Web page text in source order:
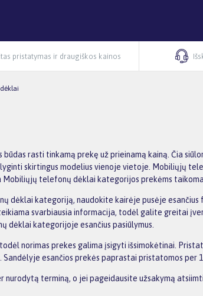
pristatymas ir draugiškos kainos
rasti tinkamą prekę už prieinamą kainą. Čia
skirtingus modelius vienoje vietoje. Mobiliųjų
telefonų dėklai kategorijos prekėms
dėklai kategoriją, naudokite kairėje pusėje
svarbiausia informacija, todėl galite greitai
dėklai kategorijoje esančius pasiūlymus.
norimas prekes galima įsigyti išsimokėtinai.
esančios prekės paprastai pristatomos
terminą, o jei pageidausite užsakymą